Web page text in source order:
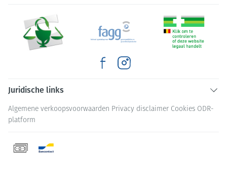
Juridische links
Algemene verkoopsvoorwaarden Privacy disclaimer Cookies ODR-
platform